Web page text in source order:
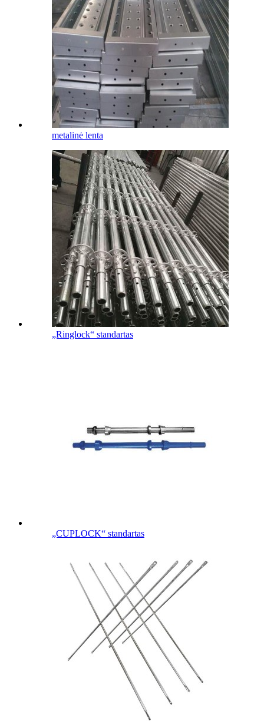
metalinė lenta
„Ringlock“ standartas
„CUPLOCK“ standartas